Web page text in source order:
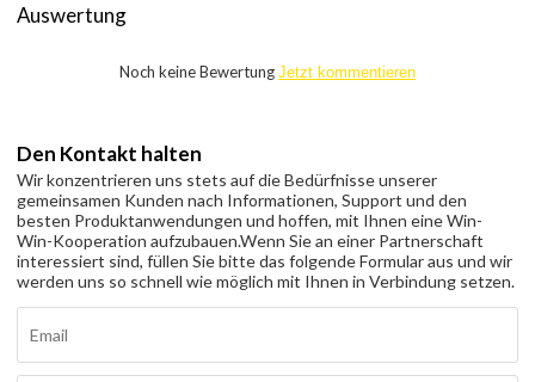
Auswertung
Noch keine Bewertung Jetzt kommentieren
Den Kontakt halten
Wir konzentrieren uns stets auf die Bedürfnisse unserer
gemeinsamen Kunden nach Informationen, Support und den
besten Produktanwendungen und hoffen, mit Ihnen eine Win-
Win-Kooperation aufzubauen.Wenn Sie an einer Partnerschaft
interessiert sind, füllen Sie bitte das folgende Formular aus und wir
werden uns so schnell wie möglich mit Ihnen in Verbindung setzen.